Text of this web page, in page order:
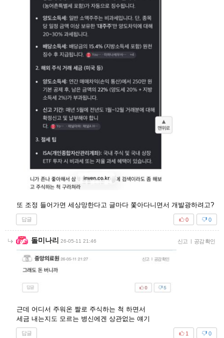
또 조정 들어가면 세상망한다고 글마다 쫓아다니면서 개발광하려고?
답글 0
0
돌미나리 26-05-11 21:46 신고 공감 확인
근데 어디서 주워온 짤로 주식하는 척 하면서
세금 내는지도 모르는 병신에겐 상관없는 얘기
답글 0
1